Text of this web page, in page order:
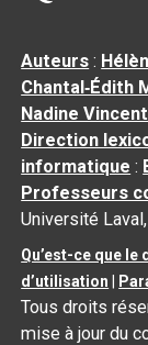
Auteurs :
Chantal‑Édith
Nadine Vincent
Direction
informatique :
Professeurs
Université
Qu’est-ce que
d’utilisation
Tous droits
mise à jour du